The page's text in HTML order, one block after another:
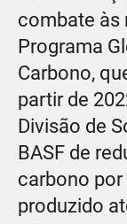
combate às
Programa
Carbono,
partir de
Divisão de
BASF de
carbono
produzido